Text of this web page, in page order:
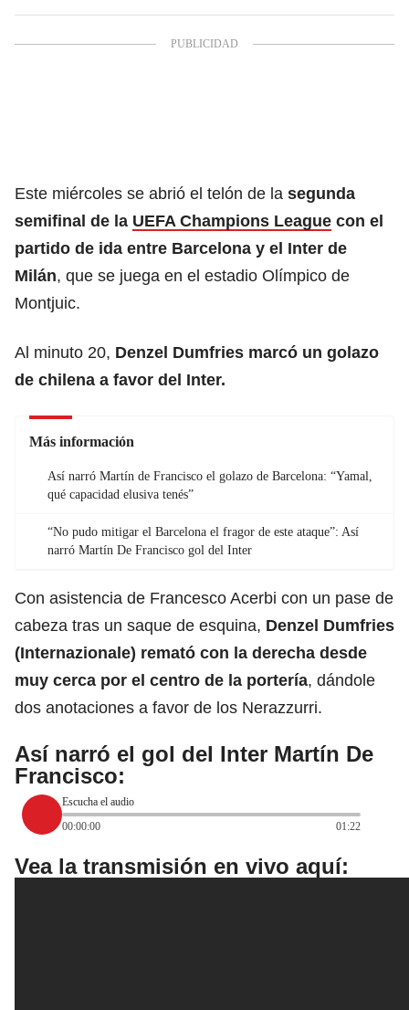
Este miércoles se abrió el telón de la segunda
semifinal de la UEFA Champions League con el
partido de ida entre Barcelona y el Inter de
Milán, que se juega en el estadio Olímpico de
Montjuic.
Al minuto 20, Denzel Dumfries marcó un golazo
de chilena a favor del Inter.
Más información
Así narró Martín de Francisco el golazo de Barcelona: “Yamal,
qué capacidad elusiva tenés”
“No pudo mitigar el Barcelona el fragor de este ataque”: Así
narró Martín De Francisco gol del Inter
Con asistencia de Francesco Acerbi con un pase de
cabeza tras un saque de esquina, Denzel Dumfries
(Internazionale) remató con la derecha desde
muy cerca por el centro de la portería, dándole
dos anotaciones a favor de los Nerazzurri.
Así narró el gol del Inter Martín De
Francisco:
Escucha el audio
00:00:00
01:22
Vea la transmisión en vivo aquí: